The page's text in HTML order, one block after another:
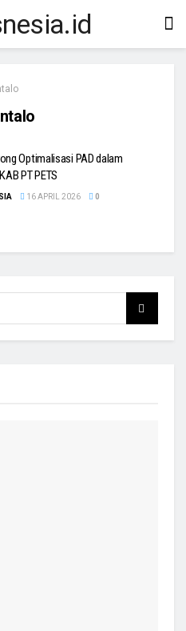
Optimalisasi PAD dalam
PT PETS
16 APRIL 2026 0